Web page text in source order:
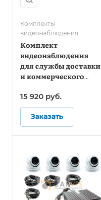
Комплекты
видеонаблюдения
Комплект
видеонаблюдения
для службы доставки
и коммерческого
15 920 руб.
Заказать